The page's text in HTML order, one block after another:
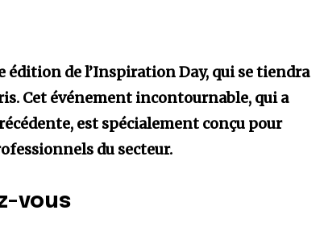
édition de l’Inspiration Day, qui se tiendra
Cet événement incontournable, qui a
est spécialement conçu pour
du secteur.
vous